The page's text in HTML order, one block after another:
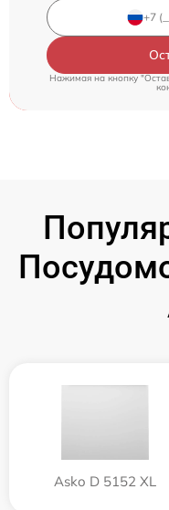
Нажимая на кнопку
Asko D 5152 XL